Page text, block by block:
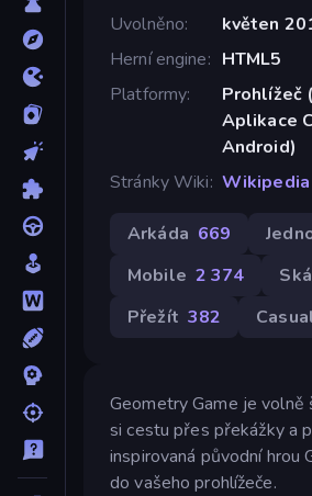
Uvolněno
květen
Herní engine
HTML5
Platformy
Prohlížeč
Aplikace
Android)
Stránky Wiki Wikipedia
Arkáda 669
Mobile 2 374
Přežít 382
Geometry Game je volně
si cestu přes překážky a
inspirovaná původní hrou
do vašeho prohlížeče.